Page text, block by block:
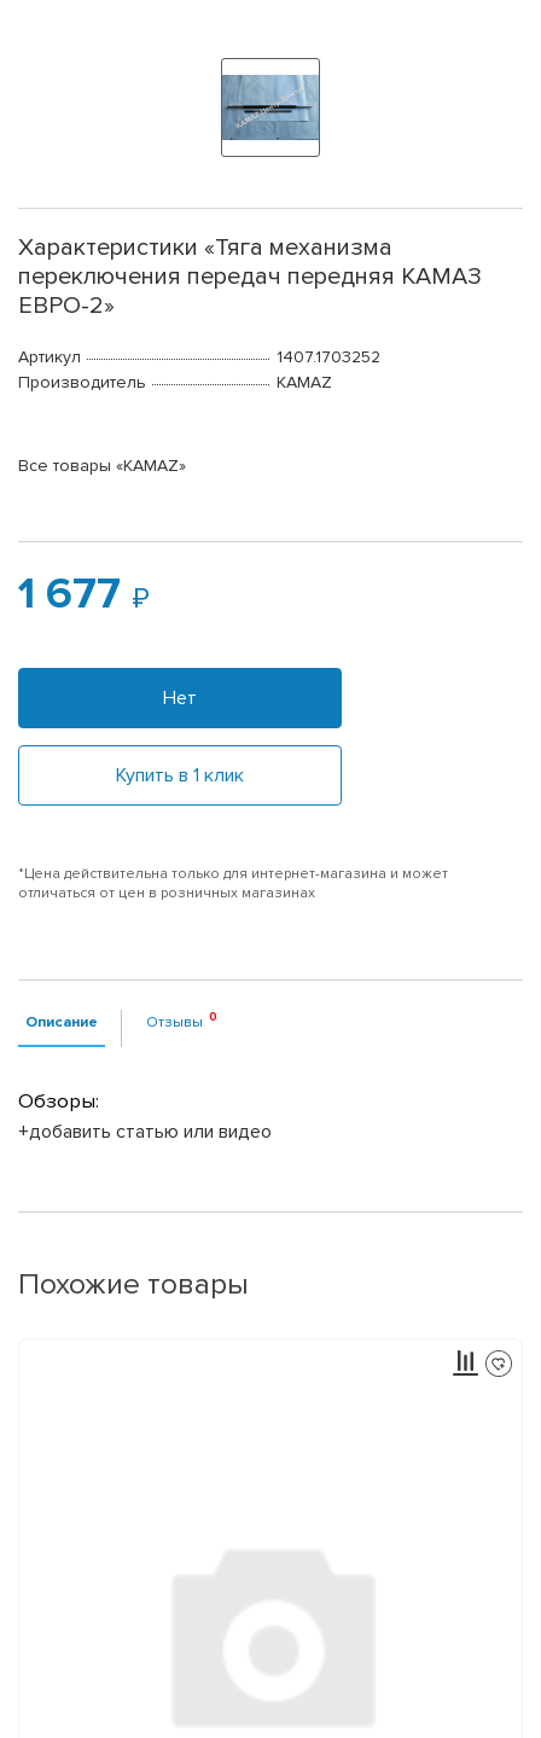
Характеристики «Тяга механизма
переключения передач передняя КАМАЗ
ЕВРО-2»
Артикул
1407.1703252
Производитель
KAMAZ
Все товары «KAMAZ»
1 677
Нет
Купить в 1 клик
*Цена действительна только для интернет-магазина и может
отличаться от цен в розничных магазинах
Описание Отзывы
Обзоры:
+добавить статью или видео
Похожие товары